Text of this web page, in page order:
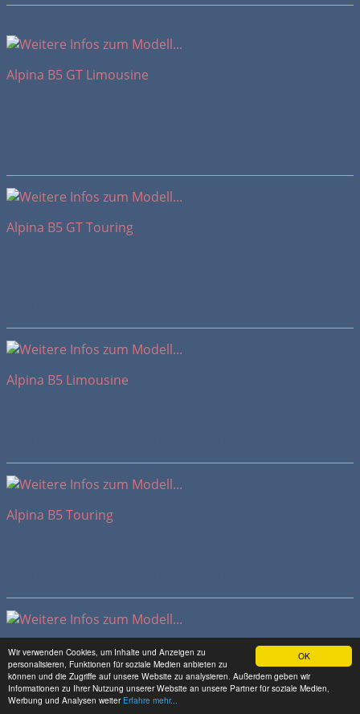
OK
Wir verwenden Cookies, um Inhalte und Anzeigen zu
personalisieren, Funktionen für soziale Medien anbieten zu
können und die Zugriffe auf unsere Website zu analysieren. Außerdem geben wir
Informationen zu Ihrer Nutzung unserer Website an unsere Partner für soziale Medien,
Werbung und Analysen weiter Erfahre mehr...
Alpina B5 GT Limousine
Alpina B5 GT Touring
Alpina B5 Limousine
Alpina B5 Touring
Alpina B3 Limousine
2019